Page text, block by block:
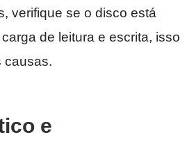
verifique se o disco está
de leitura e escrita, isso
causas.
e